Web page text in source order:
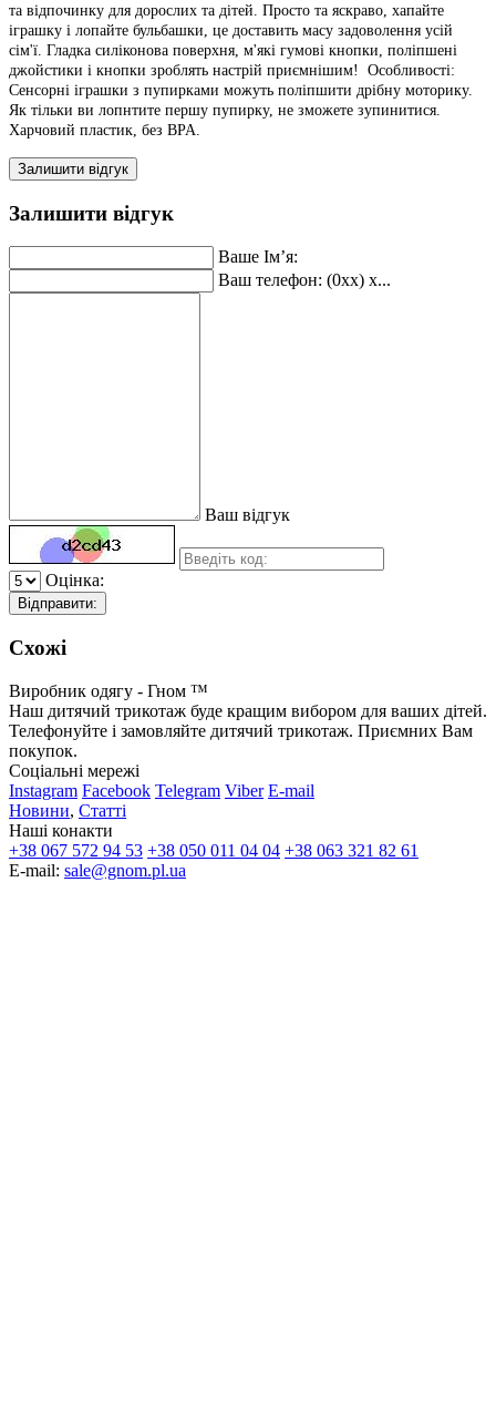
та відпочинку для дорослих та дітей. Просто та яскраво, хапайте
іграшку і лопайте бульбашки, це доставить масу задоволення усій
сім'ї. Гладка силіконова поверхня, м'які гумові кнопки, поліпшені
джойстики і кнопки зроблять настрій приємнішим! Особливості:
Сенсорні іграшки з пупирками можуть поліпшити дрібну моторику.
Як тільки ви лопнтите першу пупирку, не зможете зупинитися.
Харчовий пластик, без BPA.
Залишити відгук
Залишити відгук
Ваше Ім’я:
Ваш телефон: (0xx) x...
Ваш відгук
Оцінка:
Відправити:
Схожі
Виробник одягу - Гном ™
Наш дитячий трикотаж буде кращим вибором для ваших дітей.
Телефонуйте і замовляйте дитячий трикотаж. Приємних Вам
покупок.
Соціальні мережі
Instagram Facebook Telegram Viber E-mail
Новини, Статті
Наші конакти
+38 067 572 94 53 +38 050 011 04 04 +38 063 321 82 61
E-mail: sale@gnom.pl.ua